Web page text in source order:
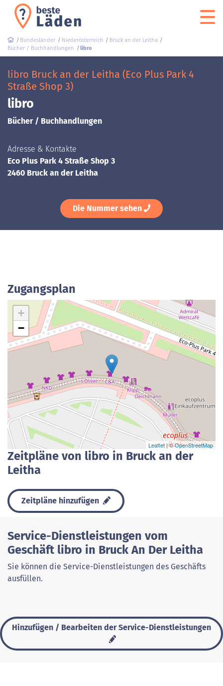
Bundesländer Niederösterreich
Bruck an der Leitha
Bücher / Buchhandlungen
libro
libro Bruck an der Leitha (Eco Plus Park 4
Straße Shop 3)
libro
Bücher / Buchhandlungen
Adresse & Kontakte
Eco Plus Park 4 Straße Shop 3
2460 Bruck an der Leitha
Die Nummer sehen
Zugangsplan
+
−
Leaflet | ©OpenStreetMap
Zeitpläne von libro in Bruck an der
Leitha
Zeitpläne hinzufügen
Service-Dienstleistungen vom
Geschäft libro in Bruck An Der Leitha
Sie können die Service-Dienstleistungen des Geschäfts
ausfüllen.
Hinzufügen / Bearbeiten der Service-Dienstleistungen